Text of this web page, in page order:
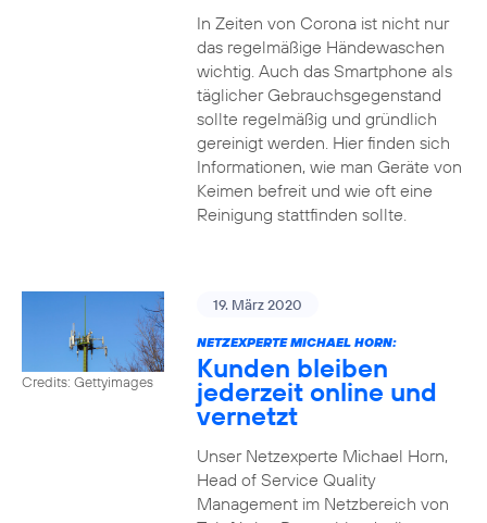
In Zeiten von Corona ist nicht nur
das regelmäßige Händewaschen
wichtig. Auch das Smartphone als
täglicher Gebrauchsgegenstand
sollte regelmäßig und gründlich
gereinigt werden. Hier finden sich
Informationen, wie man Geräte von
Keimen befreit und wie oft eine
Reinigung stattfinden sollte.
Credits: Gettyimages
19. März 2020
NETZEXPERTE MICHAEL HORN:
Kunden bleiben
jederzeit online und
vernetzt
Unser Netzexperte Michael Horn,
Head of Service Quality
Management im Netzbereich von